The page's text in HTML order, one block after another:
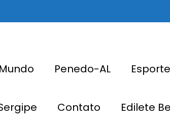
Penedo-AL
Contato Edilete